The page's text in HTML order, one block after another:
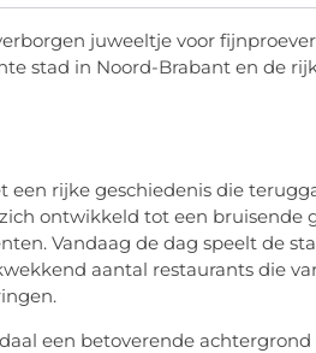
juweeltje voor
stad in Noord-Brabant en de
een rijke geschiedenis die
ontwikkeld tot een bruisende
Vandaag de dag speelt de
aantal restaurants die
een betoverende achtergrond